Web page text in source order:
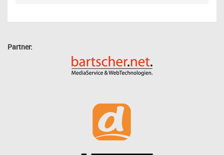
Partner: